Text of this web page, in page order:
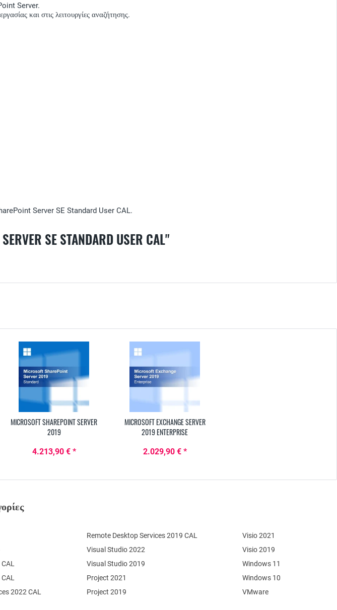
Server.
και στις λειτουργίες αναζήτησης.
SharePoint Server SE Standard User CAL.
SE STANDARD USER CAL"
MICROSOFT SHAREPOINT SERVER
2019
4.213,90 € *
MICROSOFT EXCHANGE SERVER
2019 ENTERPRISE
2.029,90 € *
2022 CAL
Remote Desktop Services 2019 CAL
CAL
CAL
Visual Studio 2022
Visual Studio 2019
Project 2021
Project 2019
Visio 2021
Visio 2019
Windows 11
Windows 10
VMware